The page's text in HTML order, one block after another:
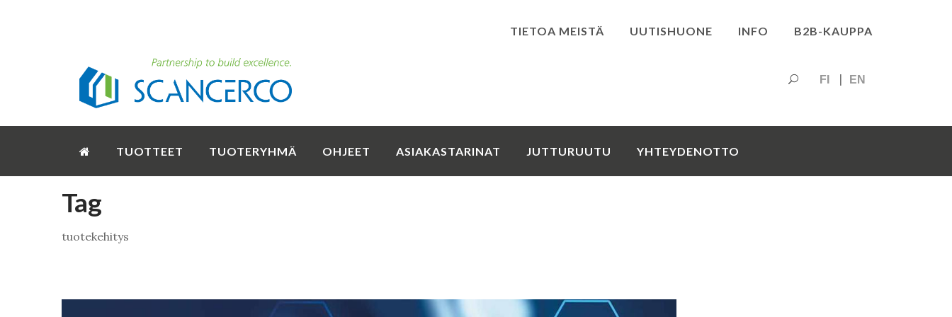
TIETOA MEISTÄ UUTISHUONE INFO B2B-KAUPPA
FI EN
TUOTTEET TUOTERYHMÄ OHJEET ASIAKASTARINAT JUTTURUUTU YHTEYDENOTTO
Tag
tuotekehitys